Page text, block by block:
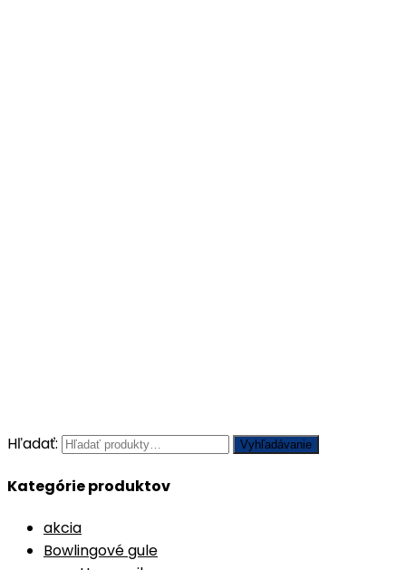
Hľadať: Vyhľadávanie
Kategórie produktov
akcia
Bowlingové gule